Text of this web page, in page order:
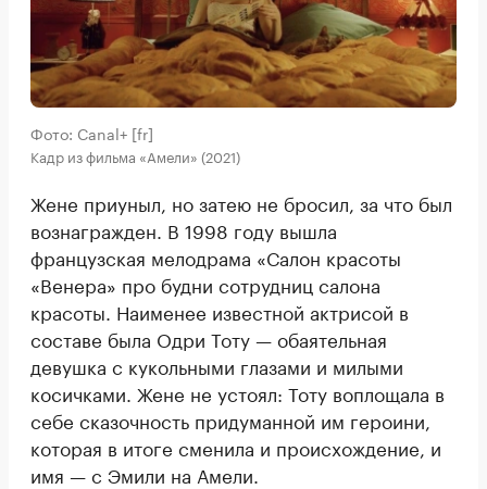
Фото: Canal+ [fr]
Кадр из фильма «Амели» (2021)
Жене приуныл, но затею не бросил, за что был
вознагражден. В 1998 году вышла
французская мелодрама «Салон красоты
«Венера» про будни сотрудниц салона
красоты. Наименее известной актрисой в
составе была Одри Тоту — обаятельная
девушка с кукольными глазами и милыми
косичками. Жене не устоял: Тоту воплощала в
себе сказочность придуманной им героини,
которая в итоге сменила и происхождение, и
имя — с Эмили на Амели.